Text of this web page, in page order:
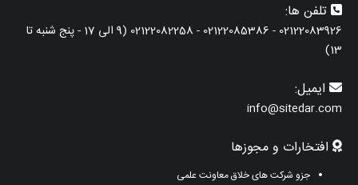
تلفن ها:
02122083926 - 02122085386 - 02122082258 (9 الی 17 - پنج شنبه تا
13)
ایمیل:
info@sitedar.com
افتخارات و مجوزها
جزو شرکت های خلاق معاونت علمی